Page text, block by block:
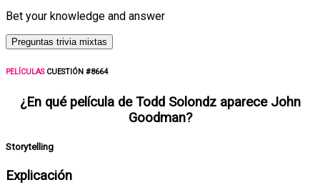
Bet your knowledge and answer
Preguntas trivia mixtas
PELÍCULASCUESTIÓN #8664
¿En qué película de Todd Solondz aparece John
Goodman?
Storytelling
Explicación